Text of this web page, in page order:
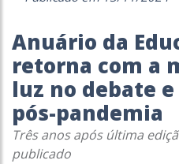
Anuário da
retorna com a
luz no debate
pós-pandemia
Três anos após última
publicado